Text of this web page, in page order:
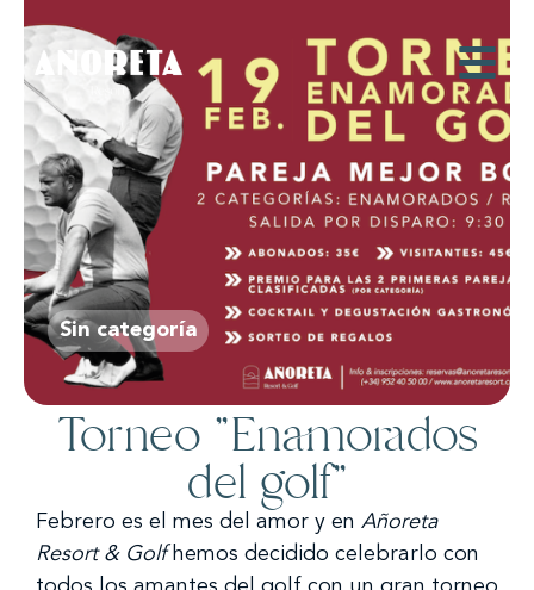
Sin categoría
Torneo "Enamorados
del golf"
Febrero es el mes del amor y en Añoreta
Resort & Golfhemos decidido celebrarlo con